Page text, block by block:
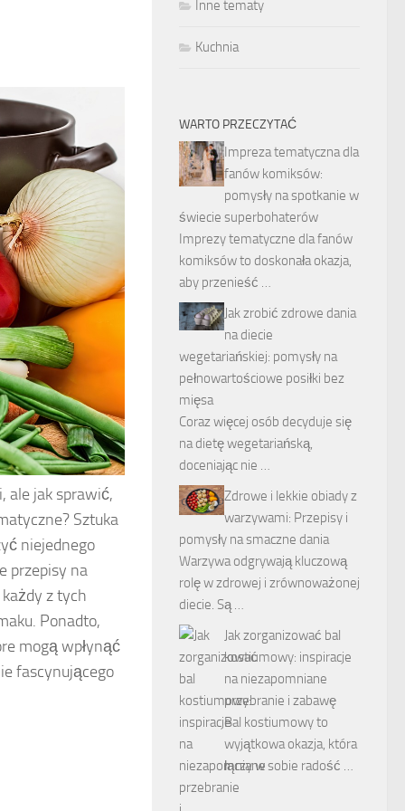
ale jak sprawić,
Sztuka
niejednego
przepisy na
z tych
Ponadto,
mogą wpłynąć
fascynującego
Inne tematy
Kuchnia
WARTO PRZECZYTAĆ
Impreza tematyczna dla
fanów komiksów:
pomysły na spotkanie w
świecie superbohaterów
Imprezy tematyczne dla fanów
komiksów to doskonała okazja,
aby przenieść …
Jak zrobić zdrowe dania
na diecie
wegetariańskiej: pomysły na
pełnowartościowe posiłki bez
mięsa
Coraz więcej osób decyduje się
na dietę wegetariańską,
doceniając nie …
Zdrowe i lekkie obiady z
warzywami: Przepisy i
pomysły na smaczne dania
Warzywa odgrywają kluczową
rolę w zdrowej i zrównoważonej
diecie. Są …
Jak zorganizować bal
kostiumowy: inspiracje
na niezapomniane
przebranie i zabawę
Bal kostiumowy to
wyjątkowa okazja, która
łączy w sobie radość …